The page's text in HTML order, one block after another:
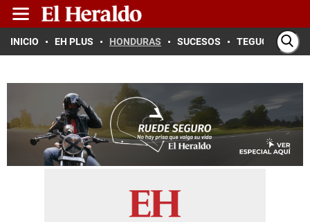
INICIO EH PLUS HONDURAS SUCESOS TEGUCIGALPA